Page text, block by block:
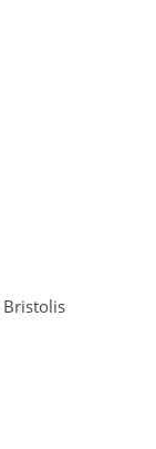
Bristolis